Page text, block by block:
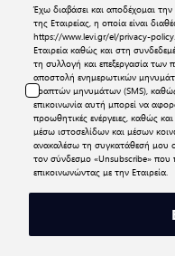
Έχω διαβάσει και αποδέχομαι την
της Εταιρείας, η οποία είναι
https://www.levi.gr/el/privacy-policy
Εταιρεία καθώς και στη
τη συλλογή και επεξεργασία
αποστολή ενημερωτικών
γραπτών μηνυμάτων (SMS),
επικοινωνία αυτή μπορεί να
προωθητικές ενέργειες, καθώς
μέσω ιστοσελίδων και μέσων
ανακαλέσω τη συγκατάθεσή μου
τον σύνδεσμο «Unsubscribe» που
επικοινωνώντας με την Εταιρεία.